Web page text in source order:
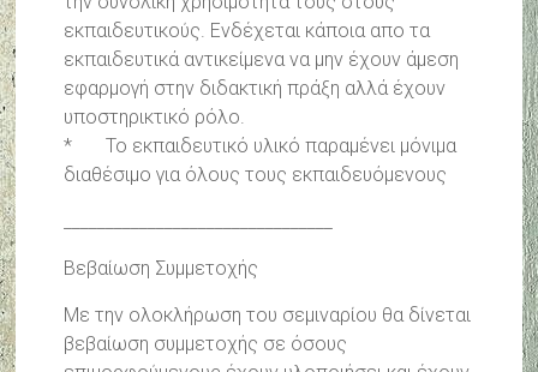
εκπαιδευτικούς. Ενδέχεται κάποια απο τα
εκπαιδευτικά αντικείμενα να μην έχουν άμεση
εφαρμογή στην διδακτική πράξη αλλά έχουν
υποστηρικτικό ρόλο.
* Το εκπαιδευτικό υλικό παραμένει μόνιμα
διαθέσιμο για όλους τους εκπαιδευόμενους
Βεβαίωση Συμμετοχής
Με την ολοκλήρωση του σεμιναρίου θα δίνεται
βεβαίωση συμμετοχής σε όσους